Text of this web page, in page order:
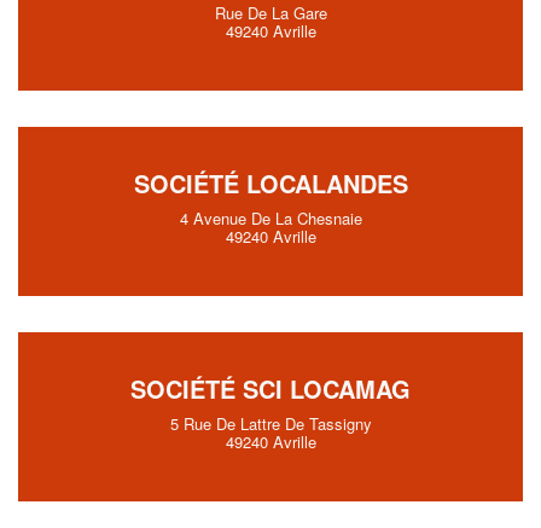
Rue De La Gare
49240 Avrille
SOCIÉTÉ LOCALANDES
4 Avenue De La Chesnaie
49240 Avrille
SOCIÉTÉ SCI LOCAMAG
5 Rue De Lattre De Tassigny
49240 Avrille